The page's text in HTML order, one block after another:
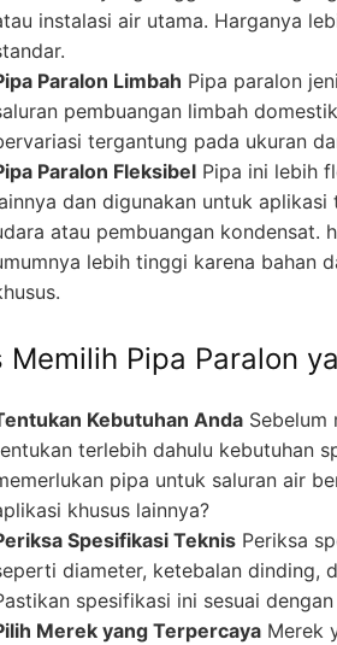
instalasi air utama. Harganya
Paralon Limbah Pipa paralon
pembuangan limbah
tergantung pada ukuran
Paralon Fleksibel Pipa ini lebih
dan digunakan untuk
atau pembuangan kondensat.
lebih tinggi karena bahan
Memilih Pipa Paralon
Kebutuhan Anda Sebelum
terlebih dahulu kebutuhan
pipa untuk saluran air
khusus lainnya?
Spesifikasi Teknis Periksa
diameter, ketebalan dinding,
spesifikasi ini sesuai
Merek yang Terpercaya Merek